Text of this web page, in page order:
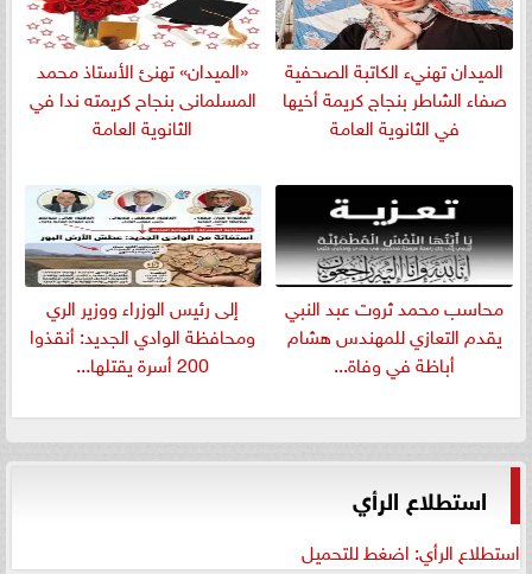
الميدان تهنيء الكاتبة الصحفية
صفاء الشاطر بنجاج كريمة أخيها
في الثانوية العامة
«الميدان» تهنئ الأستاذ محمد
المسلمانى بنجاح كريمته ندا في
الثانوية العامة
​محاسب محمد ثروت عبد النبي
يقدم التعازي للمهندس هشام
أباظة في وفاة...
إلى رئيس الوزراء ووزير الري
ومحافظة الوادي الجديد: أنقذوا
200 أسرة يقتلها...
استطلاع الرأي
استطلاع الرأي: اضغط للتحميل